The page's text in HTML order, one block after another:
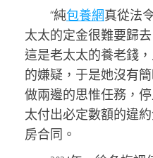
“純包養網真從法
太太的定金很難要歸
這是老太太的養老錢
的嫌疑，于是她沒有
做兩邊的思惟任務，
太付出必定數額的違
房合同。